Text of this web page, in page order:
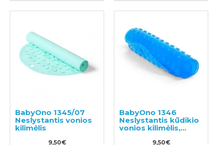
BabyOno 1345/07
Neslystantis vonios
kilimėlis
9,50€
BabyOno 1346
Neslystantis kūdikio
vonios kilimėlis,
9,50€